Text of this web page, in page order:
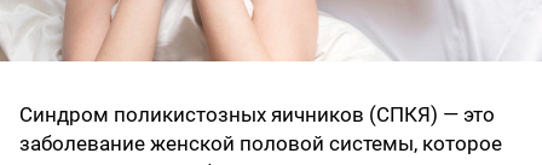
Синдром поликистозных яичников (СПКЯ) — это
заболевание женской половой системы, которое